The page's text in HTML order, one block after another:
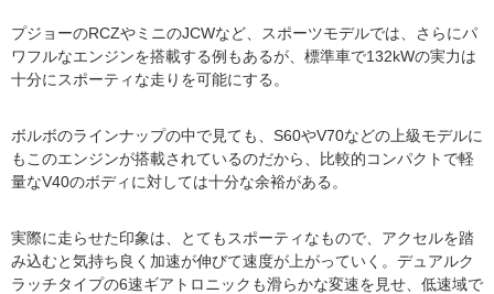
プジョーのRCZやミニのJCWなど、スポーツモデルでは、さらにパ
ワフルなエンジンを搭載する例もあるが、標準車で132kWの実力は
十分にスポーティな走りを可能にする。
ボルボのラインナップの中で見ても、S60やV70などの上級モデルに
もこのエンジンが搭載されているのだから、比較的コンパクトで軽
量なV40のボディに対しては十分な余裕がある。
実際に走らせた印象は、とてもスポーティなもので、アクセルを踏
み込むと気持ち良く加速が伸びて速度が上がっていく。デュアルク
ラッチタイプの6速ギアトロニックも滑らかな変速を見せ、低速域で